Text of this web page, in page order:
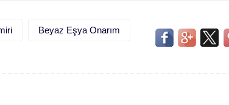
Beyaz Eşya Onarım